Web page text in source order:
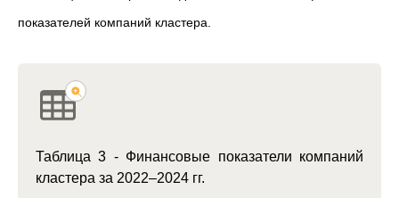
показателей компаний кластера.
Таблица 3 - Финансовые показатели компаний
кластера за 2022–2024 гг.